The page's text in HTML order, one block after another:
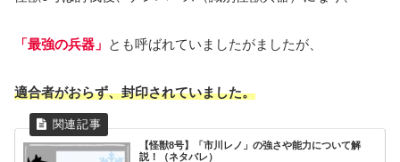
「最強の兵器」 とも呼ばれていましたがましたが、
適合者がおらず、封印されていました。
【怪獣8号】「市川レノ」の強さや能力について解
説！（ネタバレ）